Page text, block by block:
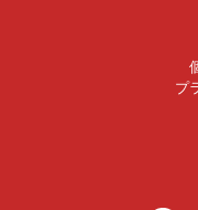
プ